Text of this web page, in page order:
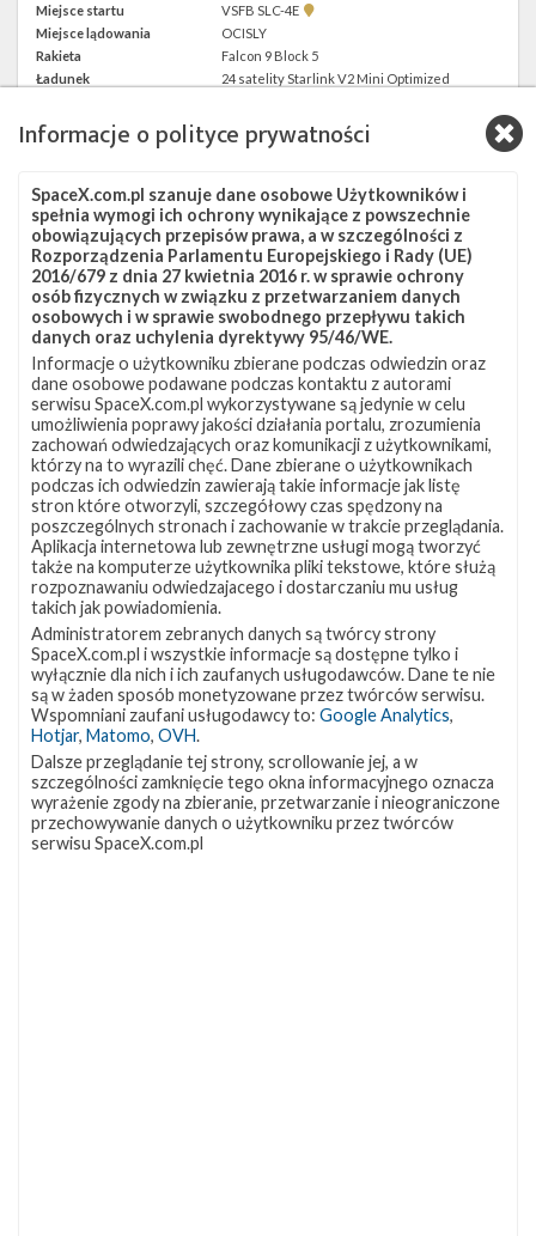
Miejsce startu
VSFB SLC-4E
Pokaż
SLC-
4E w
Google
Miejsce lądowania
OCISLY
Rakieta
Falcon 9 Block 5
Ładunek
24 satelity Starlink V2 Mini Optimized
Z NASZEGO TWITTERA
Śledź nas na Twitterze
OSTATNIO POPULARNE
NAJPOPULARNIEJSZE TEMATY
Falcon 9 1047 Starlink 562 SLC-40 522
OCISLY 337 LC-39A 292 SLC-4E 284
NASA Lądowanie JRTI 214
ASOG Dragon 2 145 Osłony ładunku
Starship 107 Landing Zone 1
Informacje o polityce prywatności
SpaceX.com.pl szanuje dane osobowe Użytkowników i
spełnia wymogi ich ochrony wynikające z powszechnie
obowiązujących przepisów prawa, a w szczególności z
Rozporządzenia Parlamentu Europejskiego i Rady (UE)
2016/679 z dnia 27 kwietnia 2016 r. w sprawie ochrony
osób fizycznych w związku z przetwarzaniem danych
osobowych i w sprawie swobodnego przepływu takich
danych oraz uchylenia dyrektywy 95/46/WE.
Informacje o użytkowniku zbierane podczas odwiedzin oraz
dane osobowe podawane podczas kontaktu z autorami
serwisu SpaceX.com.pl wykorzystywane są jedynie w celu
umożliwienia poprawy jakości działania portalu, zrozumienia
zachowań odwiedzających oraz komunikacji z użytkownikami,
którzy na to wyrazili chęć. Dane zbierane o użytkownikach
podczas ich odwiedzin zawierają takie informacje jak listę
stron które otworzyli, szczegółowy czas spędzony na
poszczególnych stronach i zachowanie w trakcie przeglądania.
Aplikacja internetowa lub zewnętrzne usługi mogą tworzyć
także na komputerze użytkownika pliki tekstowe, które służą
rozpoznawaniu odwiedzajacego i dostarczaniu mu usług
takich jak powiadomienia.
Administratorem zebranych danych są twórcy strony
SpaceX.com.pl i wszystkie informacje są dostępne tylko i
wyłącznie dla nich i ich zaufanych usługodawców. Dane te nie
są w żaden sposób monetyzowane przez twórców serwisu.
Wspomniani zaufani usługodawcy to: Google Analytics,
Hotjar, Matomo, OVH.
Dalsze przeglądanie tej strony, scrollowanie jej, a w
szczególności zamknięcie tego okna informacyjnego oznacza
wyrażenie zgody na zbieranie, przetwarzanie i nieograniczone
przechowywanie danych o użytkowniku przez twórców
serwisu SpaceX.com.pl